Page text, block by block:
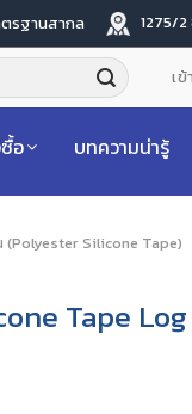
รฐานสากล 1275/2
เ
อ บทความน่ารู้
(Polyester Silicone Tape)
Tape